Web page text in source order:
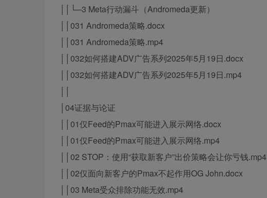
││└─3 Meta行动漏斗（Andromeda更新）
││031 Andromeda策略.docx
││031 Andromeda策略.mp4
││032如何搭建ADV广告系列2025年5月19日.docx
││032如何搭建ADV广告系列2025年5月19日.mp4
│04证据与论证
││01仅Feed的Pmax可能进入展示网络.docx
││01仅Feed的Pmax可能进入展示网络.mp4
││02 STOP：使用“获取新客户”出价策略会让你亏钱.mp4
││02仅面向新客户的Pmax不起作用OG John.docx
││03 Meta受众排除功能无效.mp4